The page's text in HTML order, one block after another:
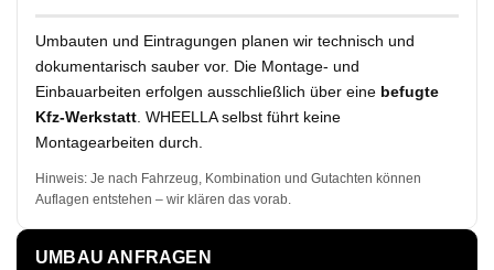
Umbauten und Eintragungen planen wir technisch und
dokumentarisch sauber vor. Die Montage- und
Einbauarbeiten erfolgen ausschließlich über eine befugte
Kfz-Werkstatt . WHEELLA selbst führt keine
Montagearbeiten durch.
Hinweis: Je nach Fahrzeug, Kombination und Gutachten können
Auflagen entstehen – wir klären das vorab.
UMBAU ANFRAGEN